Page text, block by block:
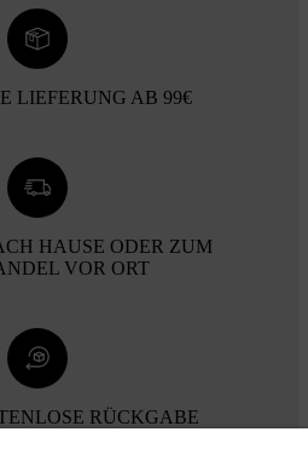
LIEFERUNG AB 99€
HAUSE ODER ZUM
VOR ORT
RÜCKGABE